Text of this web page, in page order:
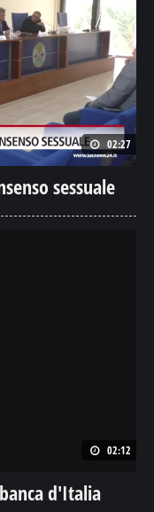
02:27
sessuale
02:12
d'Italia